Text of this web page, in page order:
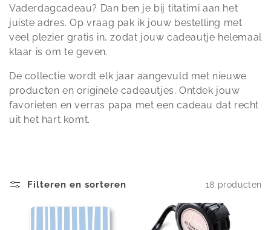
Vaderdagcadeau? Dan ben je bij titatimi aan het
juiste adres. Op vraag pak ik jouw bestelling met
veel plezier gratis in, zodat jouw cadeautje helemaal
klaar is om te geven.
De collectie wordt elk jaar aangevuld met nieuwe
producten en originele cadeautjes. Ontdek jouw
favorieten en verras papa met een cadeau dat recht
uit het hart komt.
Filteren en sorteren 18 producten